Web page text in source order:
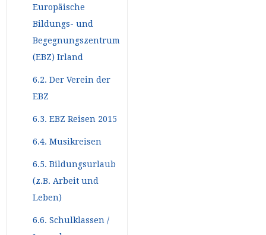
Europäische
Bildungs- und
Begegnungszentrum
(EBZ) Irland
6.2. Der Verein der
EBZ
6.3. EBZ Reisen 2015
6.4. Musikreisen
6.5. Bildungsurlaub
(z.B. Arbeit und
Leben)
6.6. Schulklassen /